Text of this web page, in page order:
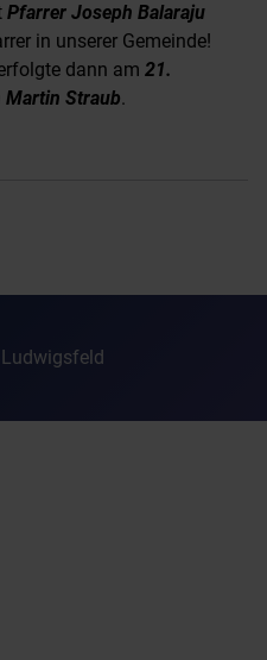
Pfarrer Joseph Balaraju
in unserer Gemeinde!
dann am 21.
Martin Straub.
Ludwigsfeld